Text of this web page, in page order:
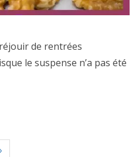
de rentrées
le suspense n’a pas été
›